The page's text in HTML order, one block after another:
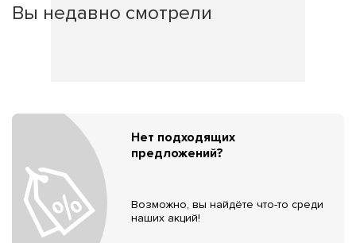
Вы недавно смотрели
Нет подходящих
предложений?
Возможно, вы найдёте что-то среди
наших акций!